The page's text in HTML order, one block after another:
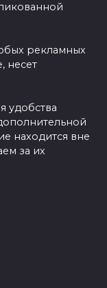
рекламных
несет
удобства
находится вне
за их